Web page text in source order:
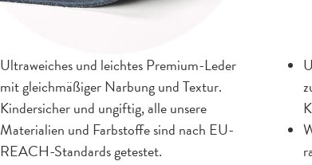
Ultraweiches und leichtes Premium-Leder
mit gleichmäßiger Narbung und Textur.
Kindersicher und ungiftig, alle unsere
Materialien und Farbstoffe sind nach EU-
REACH-Standards getestet.